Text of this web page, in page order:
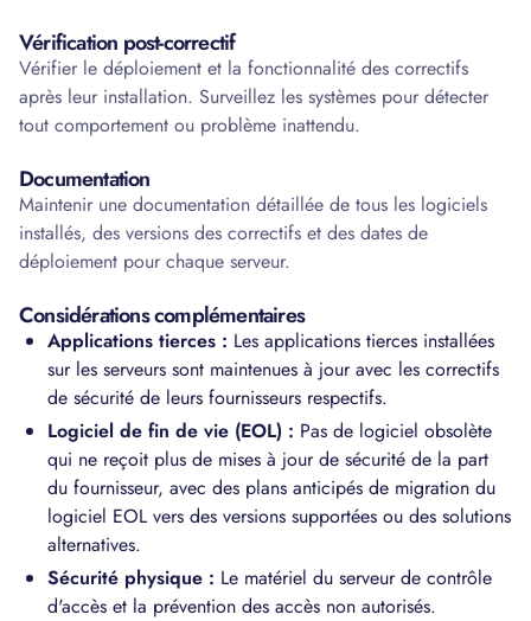
Vérification post-correctif
Vérifier le déploiement et la fonctionnalité des correctifs
après leur installation. Surveillez les systèmes pour détecter
tout comportement ou problème inattendu.
Documentation
Maintenir une documentation détaillée de tous les logiciels
installés, des versions des correctifs et des dates de
déploiement pour chaque serveur.
Considérations complémentaires
Applications tierces : Les applications tierces installées
sur les serveurs sont maintenues à jour avec les correctifs
de sécurité de leurs fournisseurs respectifs.
Logiciel de fin de vie (EOL) : Pas de logiciel obsolète
qui ne reçoit plus de mises à jour de sécurité de la part
du fournisseur, avec des plans anticipés de migration du
logiciel EOL vers des versions supportées ou des solutions
alternatives.
Sécurité physique : Le matériel du serveur de contrôle
d'accès et la prévention des accès non autorisés.